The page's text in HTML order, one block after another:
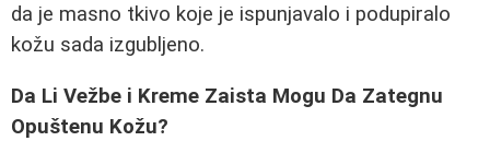
da je masno tkivo koje je ispunjavalo i podupiralo
kožu sada izgubljeno.
Da Li Vežbe i Kreme Zaista Mogu Da Zategnu
Opuštenu Kožu?